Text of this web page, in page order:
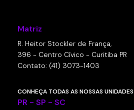
Matriz
R. Heitor Stockler de França,
396 - Centro Cívico - Curitiba PR
Contato: (41) 3073-1403
CONHEÇA TODAS AS NOSSAS UNIDADES
PR - SP - SC